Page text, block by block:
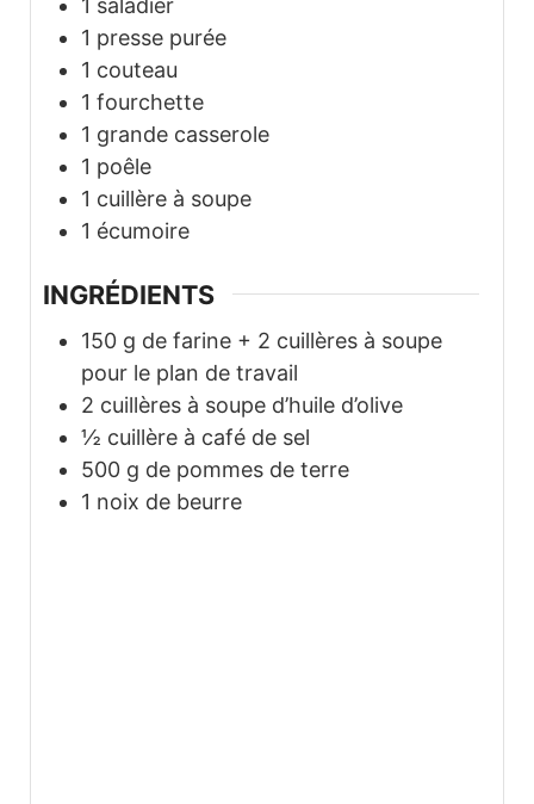
1 saladier
1 presse purée
1 couteau
1 fourchette
1 grande casserole
1 poêle
1 cuillère à soupe
1 écumoire
INGRÉDIENTS
150 g de farine + 2 cuillères à soupe
pour le plan de travail
2 cuillères à soupe d’huile d’olive
½ cuillère à café de sel
500 g de pommes de terre
1 noix de beurre